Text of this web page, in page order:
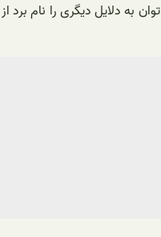
می توان به دلایل دیگری